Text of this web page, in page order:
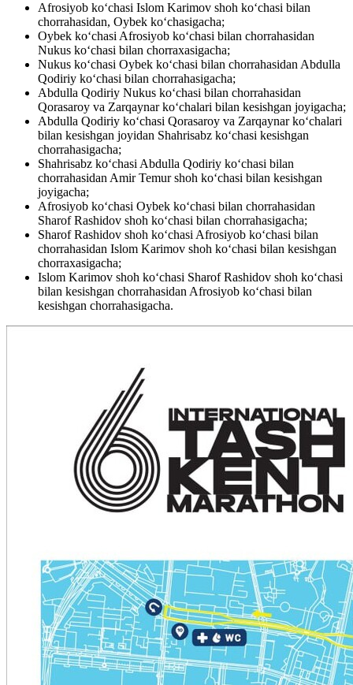
Afrosiyob ko‘chasi Islom Karimov shoh ko‘chasi bilan
chorrahasidan, Oybek ko‘chasigacha;
Oybek ko‘chasi Afrosiyob ko‘chasi bilan chorrahasidan
Nukus ko‘chasi bilan chorraxasigacha;
Nukus ko‘chasi Oybek ko‘chasi bilan chorrahasidan Abdulla
Qodiriy ko‘chasi bilan chorrahasigacha;
Abdulla Qodiriy Nukus ko‘chasi bilan chorrahasidan
Qorasaroy va Zarqaynar ko‘chalari bilan kesishgan joyigacha;
Abdulla Qodiriy ko‘chasi Qorasaroy va Zarqaynar ko‘chalari
bilan kesishgan joyidan Shahrisabz ko‘chasi kesishgan
chorrahasigacha;
Shahrisabz ko‘chasi Abdulla Qodiriy ko‘chasi bilan
chorrahasidan Amir Temur shoh ko‘chasi bilan kesishgan
joyigacha;
Afrosiyob ko‘chasi Oybek ko‘chasi bilan chorrahasidan
Sharof Rashidov shoh ko‘chasi bilan chorrahasigacha;
Sharof Rashidov shoh ko‘chasi Afrosiyob ko‘chasi bilan
chorrahasidan Islom Karimov shoh ko‘chasi bilan kesishgan
chorraxasigacha;
Islom Karimov shoh ko‘chasi Sharof Rashidov shoh ko‘chasi
bilan kesishgan chorrahasidan Afrosiyob ko‘chasi bilan
kesishgan chorrahasigacha.